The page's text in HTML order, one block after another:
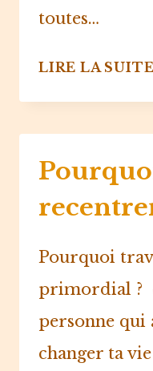
toutes…
LIRE LA SUITE
Pourquoi
primordial ?⁠
personne qui
changer ta